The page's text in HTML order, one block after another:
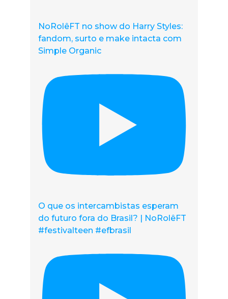
NoRolêFT no show do Harry Styles:
fandom, surto e make intacta com
Simple Organic
O que os intercambistas esperam
do futuro fora do Brasil? | NoRolêFT
#festivalteen #efbrasil